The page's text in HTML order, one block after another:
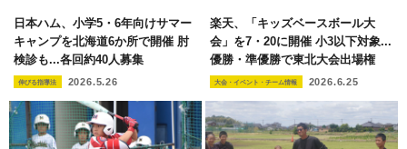
日本ハム、小学5・6年向けサマー
キャンプを北海道6か所で開催 肘
検診も...各回約40人募集
伸びる指導法 2026.5.26
楽天、「キッズベースボール大
会」を7・20に開催 小3以下対象...
優勝・準優勝で東北大会出場権
大会・イベント・チーム情報 2026.6.25